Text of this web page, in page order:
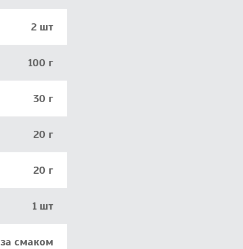
2 шт
100 г
30 г
20 г
20 г
1 шт
за смаком